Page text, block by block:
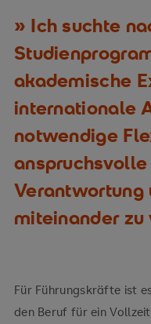
Ich suchte
akademische
internationale
notwendige
Verantwortung
miteinander zu
Für Führungskräfte ist
den Beruf für ein